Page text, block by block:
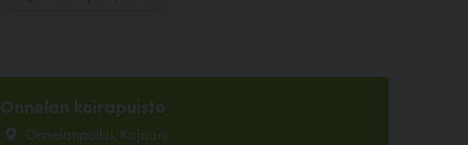
Onnelan koirapuisto
Onnelanpolku, Kajaani